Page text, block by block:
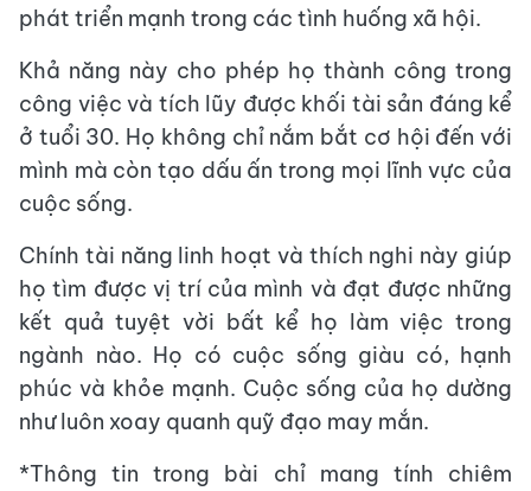
phát triển mạnh trong các tình huống xã hội.
Khả năng này cho phép họ thành công trong
công việc và tích lũy được khối tài sản đáng kể
ở tuổi 30. Họ không chỉ nắm bắt cơ hội đến với
mình mà còn tạo dấu ấn trong mọi lĩnh vực của
cuộc sống.
Chính tài năng linh hoạt và thích nghi này giúp
họ tìm được vị trí của mình và đạt được những
kết quả tuyệt vời bất kể họ làm việc trong
ngành nào. Họ có cuộc sống giàu có, hạnh
phúc và khỏe mạnh. Cuộc sống của họ dường
như luôn xoay quanh quỹ đạo may mắn.
*Thông tin trong bài chỉ mang tính chiêm